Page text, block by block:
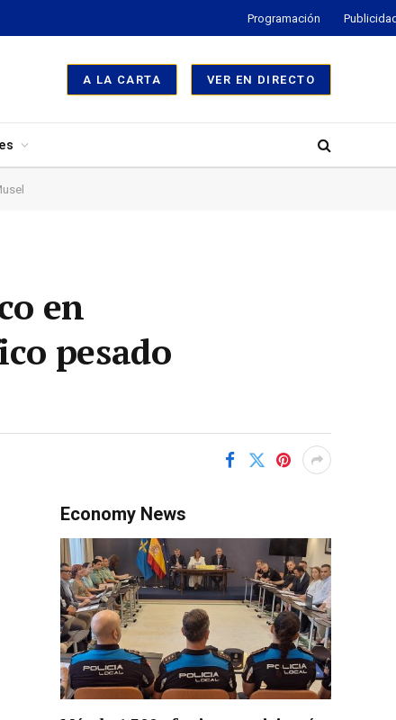
Programación
A LA CARTA VER EN DIRECTO
en
pesado
Economy News